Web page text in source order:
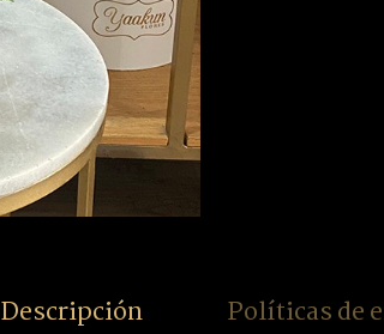
Descripción Políticas de